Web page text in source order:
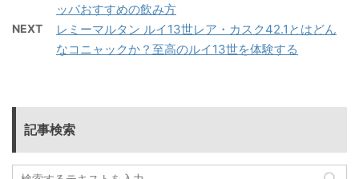
ッパおすすめの飲み方
NEXT
レミーマルタン ルイ13世レア・カスク42.1とはどん
なコニャックか？至高のルイ13世を体験する
記事検索